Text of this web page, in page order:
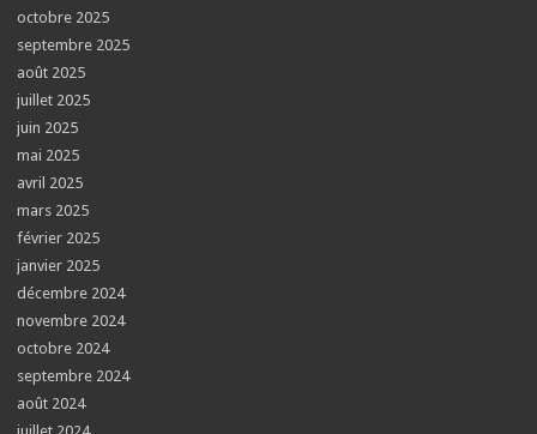
octobre 2025
septembre 2025
août 2025
juillet 2025
juin 2025
mai 2025
avril 2025
mars 2025
février 2025
janvier 2025
décembre 2024
novembre 2024
octobre 2024
septembre 2024
août 2024